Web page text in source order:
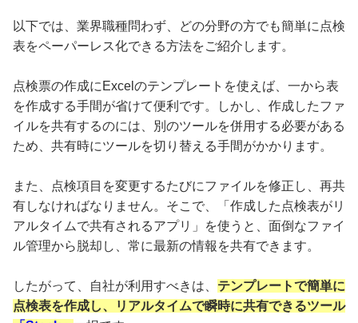
以下では、業界職種問わず、どの分野の方でも簡単に点検
表をペーパーレス化できる方法をご紹介します。
点検票の作成にExcelのテンプレートを使えば、一から表
を作成する手間が省けて便利です。しかし、作成したファ
イルを共有するのには、別のツールを併用する必要がある
ため、共有時にツールを切り替える手間がかかります。
また、点検項目を変更するたびにファイルを修正し、再共
有しなければなりません。そこで、「作成した点検表がリ
アルタイムで共有されるアプリ」を使うと、面倒なファイ
ル管理から脱却し、常に最新の情報を共有できます。
したがって、自社が利用すべきは、 テンプレートで簡単に
点検表を作成し、リアルタイムで瞬時に共有できるツール